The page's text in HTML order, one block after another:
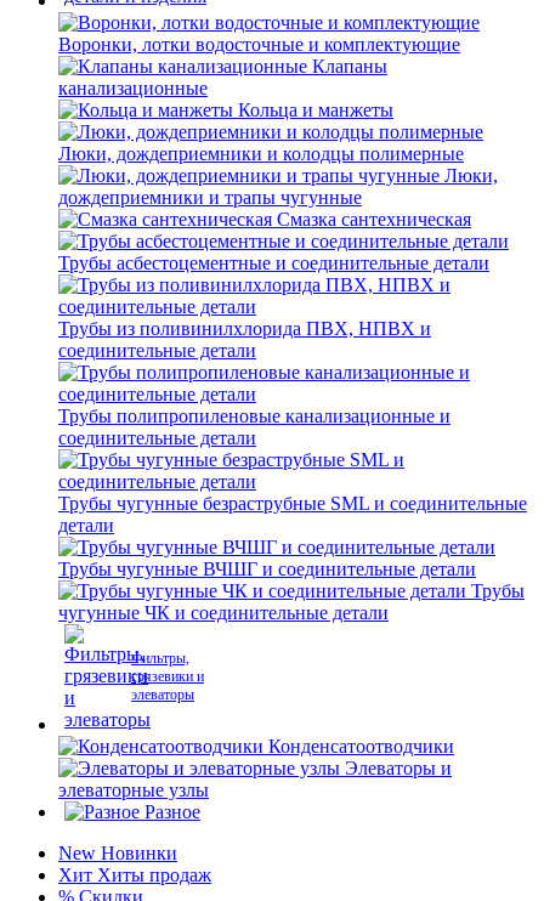
Воронки, лотки водосточные и комплектующие
Клапаны
канализационные
Кольца и манжеты
Люки, дождеприемники и колодцы полимерные
Люки,
дождеприемники и трапы чугунные
Смазка сантехническая
Трубы асбестоцементные и соединительные детали
Трубы из поливинилхлорида ПВХ, НПВХ и
соединительные детали
Трубы полипропиленовые канализационные и
соединительные детали
Трубы чугунные безраструбные SML и соединительные
детали
Трубы чугунные ВЧШГ и соединительные детали
Трубы
чугунные ЧК и соединительные детали
Фильтры,
грязевики и
элеваторы
Конденсатоотводчики
Элеваторы и
элеваторные узлы
Разное
New Новинки
Хит Хиты продаж
% Скидки